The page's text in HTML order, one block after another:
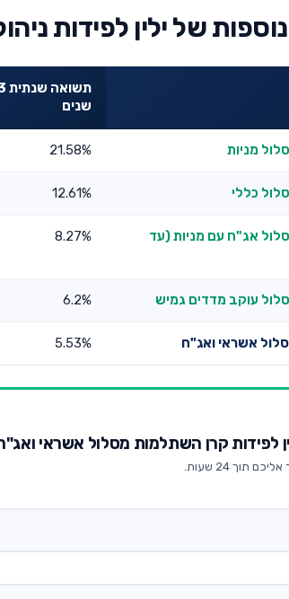
של ילין לפידות
שנים
מניות 21.58%
כללי 12.61%
אג"ח עם מניות (עד
8.27%
עוקב מדדים גמיש 6.2%
אשראי ואג"ח 5.53%
לפידות קרן השתלמות מסלול אשראי
תוך 24 שעות.